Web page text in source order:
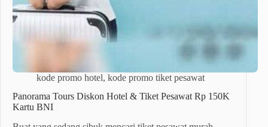
kode promo hotel, kode promo tiket pesawat
Panorama Tours Diskon Hotel & Tiket Pesawat Rp 150K
Kartu BNI